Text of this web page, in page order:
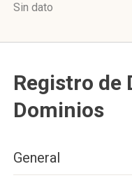
Sin dato
Registro de
Dominios
General